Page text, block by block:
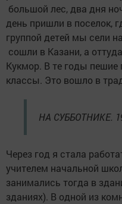
большой лес, два дня
день пришли в поселок,
группой детей мы сели
сошли в Казани, а
Кукмор. В те годы
классы. Это вошло в
НА СУББОТНИКЕ.
Через год я стала
учителем начальной
занимались тогда в
зданиях). В одной из